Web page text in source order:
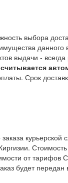
выбора
данного
выдачи -
Срок
от
будет